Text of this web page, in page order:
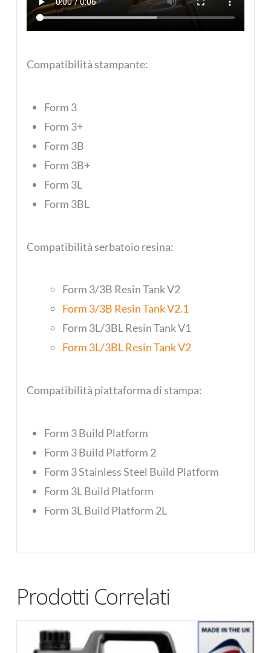
Compatibilità stampante:
Form 3
Form 3+
Form 3B
Form 3B+
Form 3L
Form 3BL
Compatibilità serbatoio resina:
Form 3/3B Resin Tank V2
Form 3/3B Resin Tank V2.1
Form 3L/3BL Resin Tank V1
Form 3L/3BL Resin Tank V2
Compatibilità piattaforma di stampa:
Form 3 Build Platform
Form 3 Build Platform 2
Form 3 Stainless Steel Build Platform
Form 3L Build Platform
Form 3L Build Platform 2L
Prodotti Correlati